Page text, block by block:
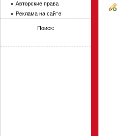
Авторские права
Реклама на сайте
Поиск: